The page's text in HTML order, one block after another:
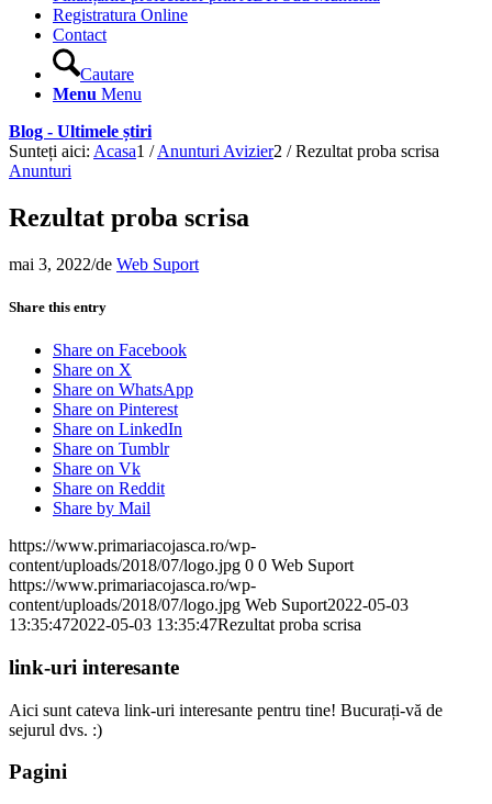
Registratura Online
Contact
Cautare
Menu Menu
Blog - Ultimele știri
Sunteți aici: Acasa1 / Anunturi Avizier2 / Rezultat proba scrisa
Anunturi
Rezultat proba scrisa
mai 3, 2022/de Web Suport
Share this entry
Share on Facebook
Share on X
Share on WhatsApp
Share on Pinterest
Share on LinkedIn
Share on Tumblr
Share on Vk
Share on Reddit
Share by Mail
https://www.primariacojasca.ro/wp-
content/uploads/2018/07/logo.jpg 0 0 Web Suport
https://www.primariacojasca.ro/wp-
content/uploads/2018/07/logo.jpg Web Suport2022-05-03
13:35:472022-05-03 13:35:47Rezultat proba scrisa
link-uri interesante
Aici sunt cateva link-uri interesante pentru tine! Bucurați-vă de
sejurul dvs. :)
Pagini